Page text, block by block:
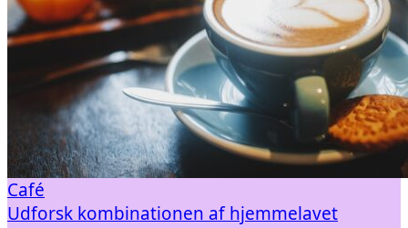
Café
Udforsk kombinationen af hjemmelavet